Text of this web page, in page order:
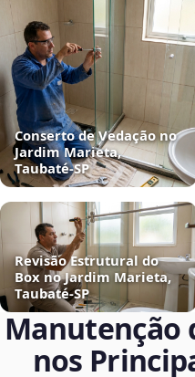
Conserto de Vedação no
Jardim Marieta,
Taubaté‑SP
Revisão Estrutural do
Box no Jardim Marieta,
Taubaté‑SP
Manutenção
nos